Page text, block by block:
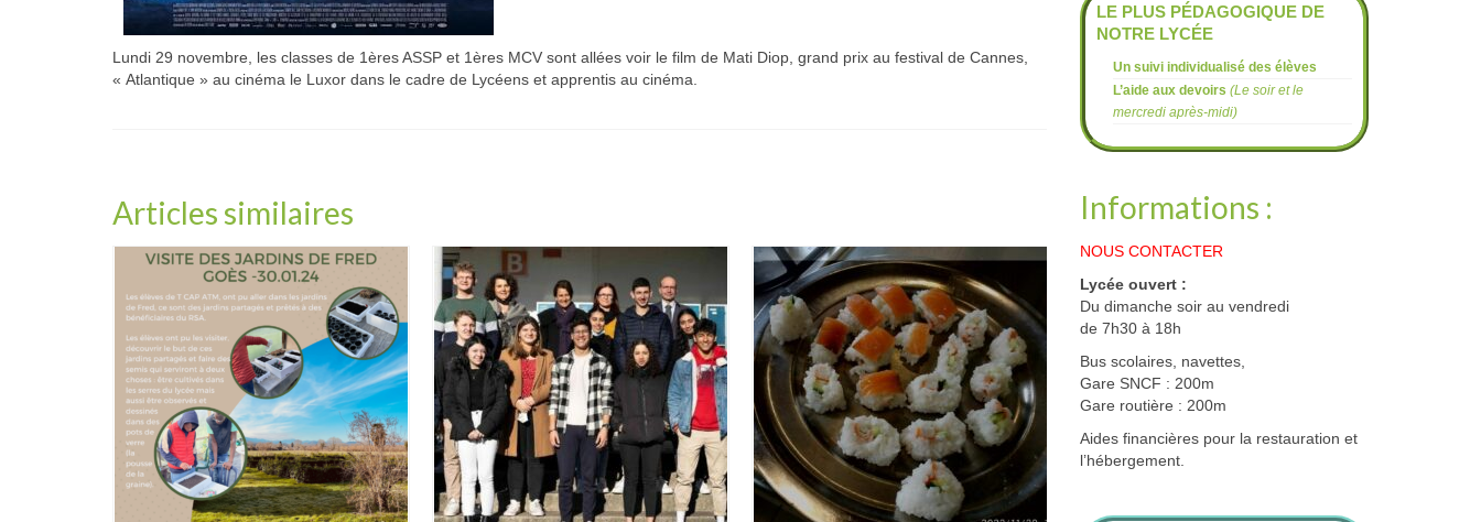
Lundi 29 novembre, les classes de 1ères ASSP et 1ères MCV sont allées voir le film de Mati Diop, grand prix au festival de Cannes,
« Atlantique » au cinéma le Luxor dans le cadre de Lycéens et apprentis au cinéma.
Articles similaires
LE PLUS PÉDAGOGIQUE DE
NOTRE LYCÉE
Un suivi individualisé des élèves
L’aide aux devoirs (Le soir et le
mercredi après-midi)
Informations :
NOUS CONTACTER
Lycée ouvert :
Du dimanche soir au vendredi
de 7h30 à 18h
Bus scolaires, navettes,
Gare SNCF : 200m
Gare routière : 200m
Aides financières pour la restauration et
l’hébergement.